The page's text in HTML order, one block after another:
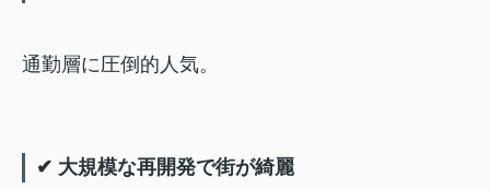
通勤層に圧倒的人気。
✔ 大規模な再開発で街が綺麗